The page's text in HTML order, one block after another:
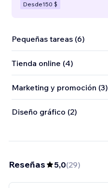
Desde150 $
Pequeñas tareas (6)
Tienda online (4)
Marketing y promoción (3)
Diseño gráfico (2)
Reseñas 5,0(29)